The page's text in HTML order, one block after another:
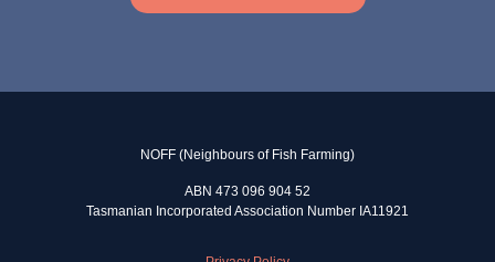
NOFF (Neighbours of Fish Farming)
ABN 473 096 904 52
Tasmanian Incorporated Association Number IA11921